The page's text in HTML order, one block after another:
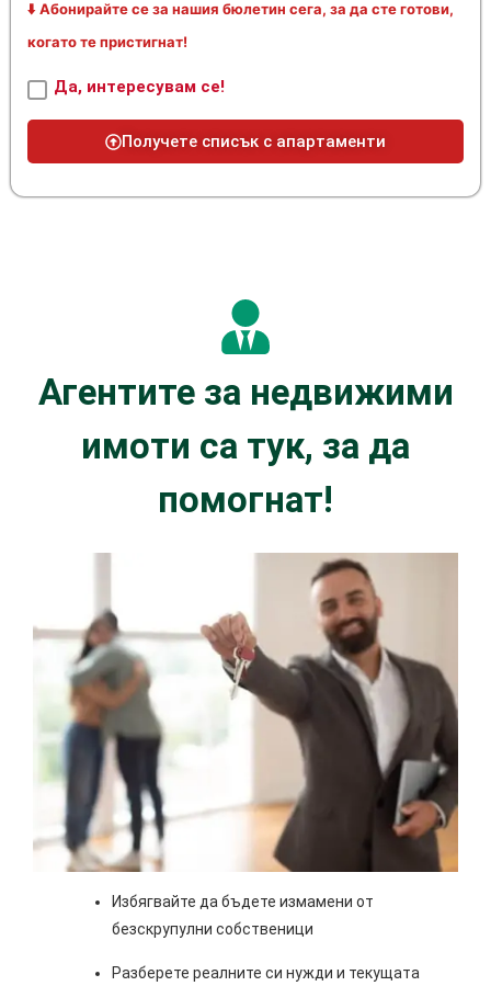
⬇️ Абонирайте се за нашия бюлетин сега, за да сте готови,
когато те пристигнат!
Да, интересувам се!
Получете списък с апартаменти
Агентите за недвижими
имоти са тук, за да
помогнат!
Избягвайте да бъдете измамени от
безскрупулни собственици
Разберете реалните си нужди и текущата